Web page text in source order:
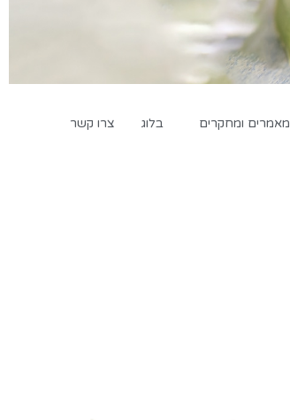
מאמרים ומחקרים בלוג צרו קשר